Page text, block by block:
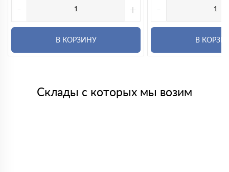
- +
В КОРЗИНУ
-
В
Склады с которых мы возим